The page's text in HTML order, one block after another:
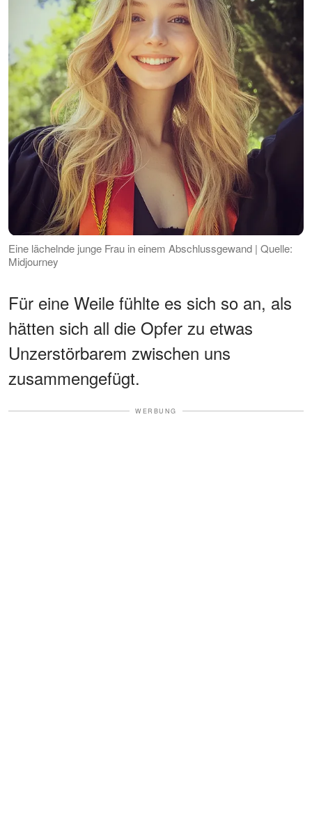
Eine lächelnde junge Frau in einem Abschlussgewand | Quelle:
Midjourney
Für eine Weile fühlte es sich so an, als
hätten sich all die Opfer zu etwas
Unzerstörbarem zwischen uns
zusammengefügt.
WERBUNG